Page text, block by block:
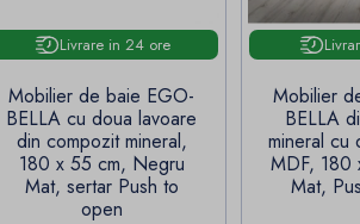
Livrare in 24 ore
Mobilier de baie EGO-
BELLA cu doua lavoare
din compozit mineral,
180 x 55 cm, Negru
Mat, sertar Push to
open
Mobilier
BELLA
mineral cu
MDF, 180
Mat,